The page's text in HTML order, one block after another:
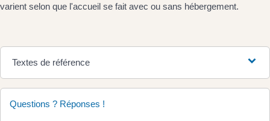
varient selon que l'accueil se fait avec ou sans hébergement.
Textes de référence
Questions ? Réponses !